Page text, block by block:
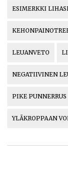
ESIMERKKI
LEUANVETO
NEGATIIVINEN
PIKE PUNNERRUS
YLÄKROPPAAN